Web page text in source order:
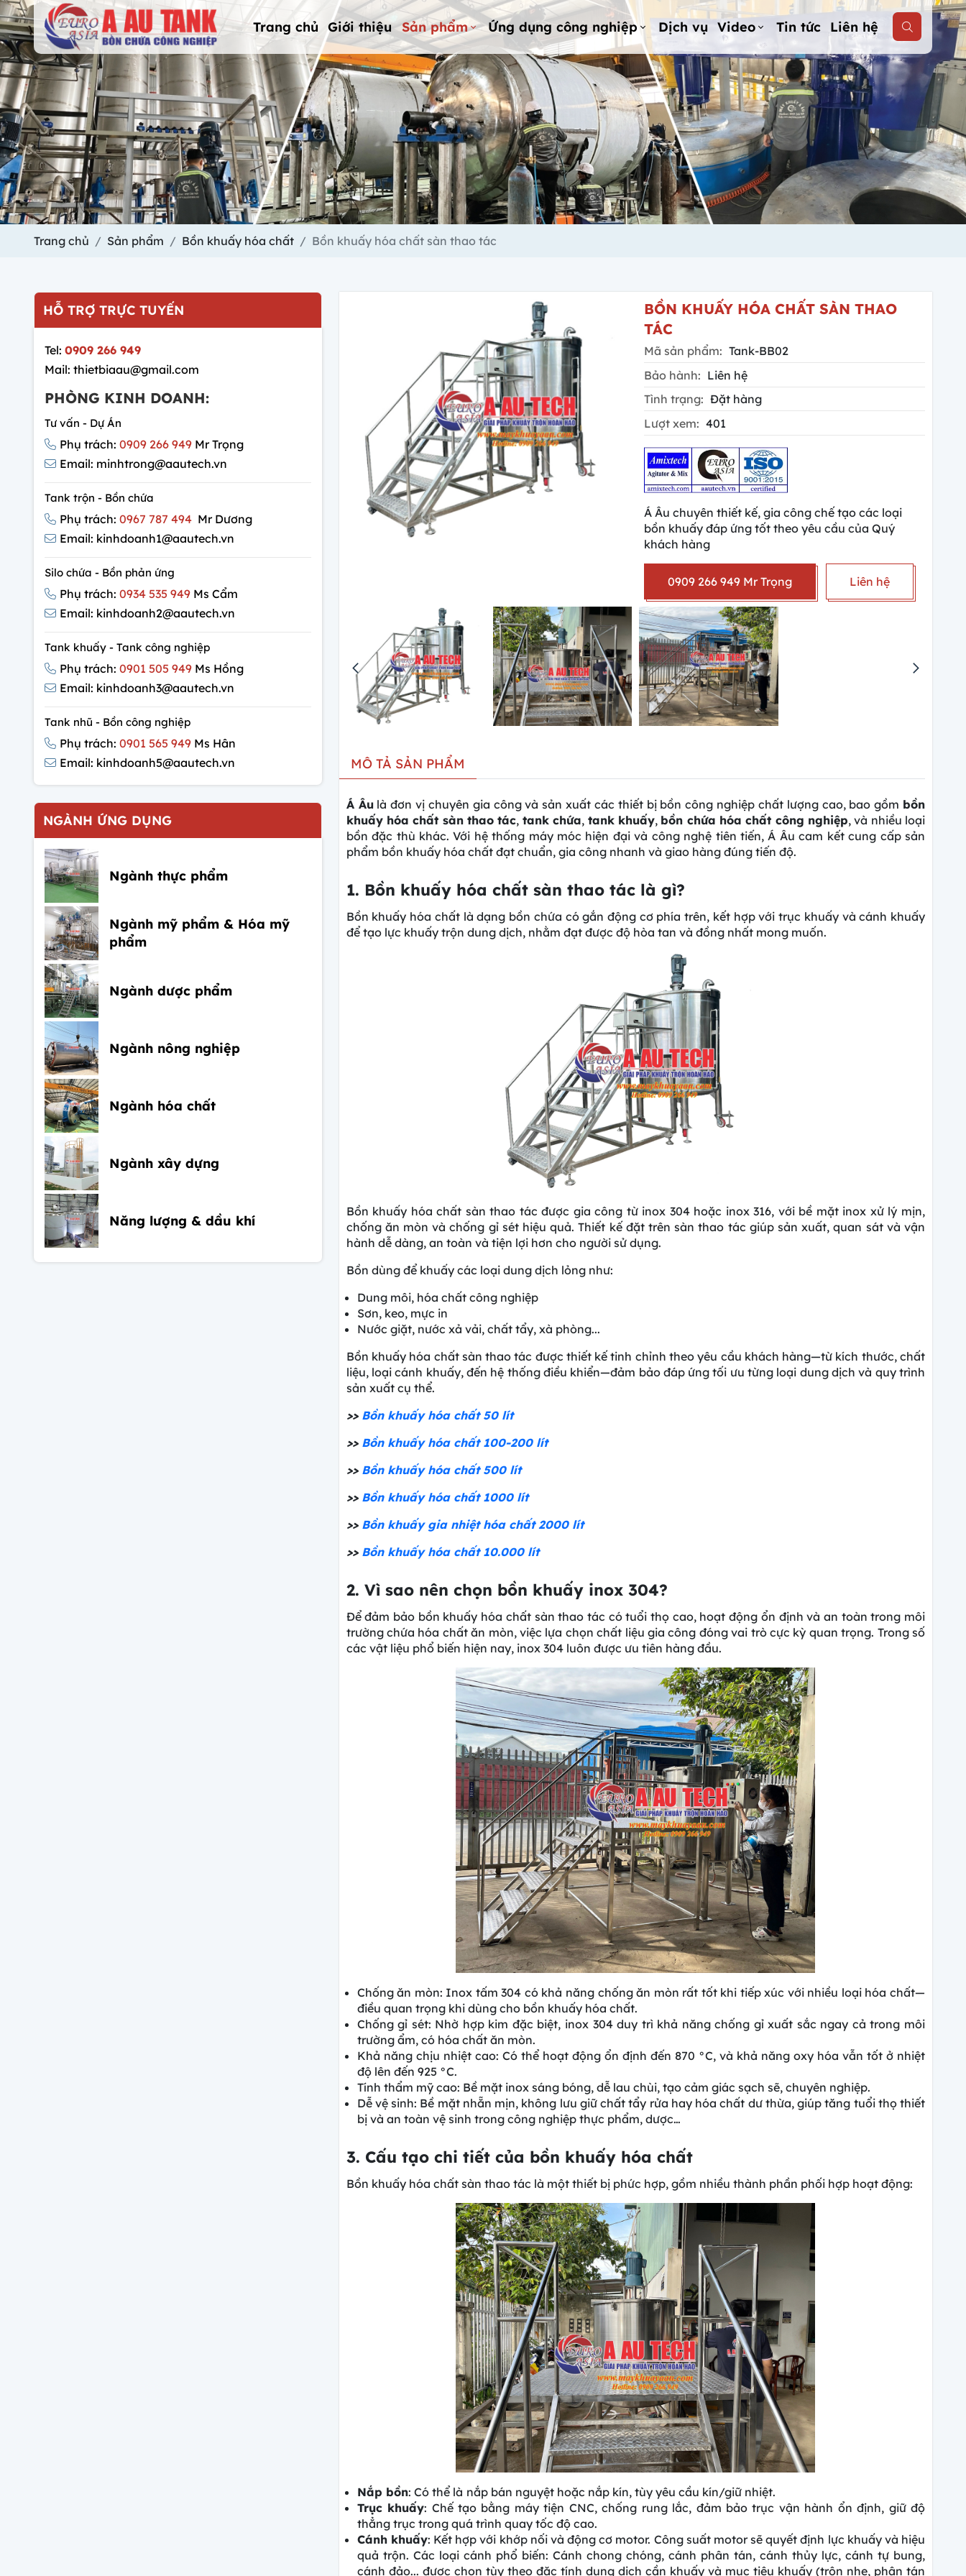
Trang chủ Giới thiệu Sản phẩm Ứng dụng công nghiệp Dịch vụ Video Tin tức Liên hệ
Trang chủ Sản phẩm Bồn khuấy hóa chất Bồn khuấy hóa chất sàn thao tác
BỒN KHUẤY HÓA CHẤT SÀN THAO
TÁC
Mã sản phẩm: Tank-BB02
Bảo hành: Liên hệ
Tình trạng: Đặt hàng
Lượt xem: 401
Á Âu chuyên thiết kế, gia công chế tạo các loại
bồn khuấy đáp ứng tốt theo yêu cầu của Quý
khách hàng
0909 266 949 Mr Trọng Liên hệ
MÔ TẢ SẢN PHẨM
Á Âulà đơn vị chuyên gia công và sản xuất các thiết bị bồn công nghiệp chất lượng cao, bao gồm bồn
khuấy hóa chất sàn thao tác, tank chứa, tank khuấy, bồn chứa hóa chất công nghiệp, và nhiều loại
bồn đặc thù khác. Với hệ thống máy móc hiện đại và công nghệ tiên tiến, Á Âu cam kết cung cấp sản
phẩm bồn khuấy hóa chất đạt chuẩn, gia công nhanh và giao hàng đúng tiến độ.
1. Bồn khuấy hóa chất sàn thao tác là gì?
Bồn khuấy hóa chất là dạng bồn chứa có gắn động cơ phía trên, kết hợp với trục khuấy và cánh khuấy
để tạo lực khuấy trộn dung dịch, nhằm đạt được độ hòa tan và đồng nhất mong muốn.
Bồn khuấy hóa chất sàn thao tác được gia công từ inox 304 hoặc inox 316, với bề mặt inox xử lý mịn,
chống ăn mòn và chống gỉ sét hiệu quả. Thiết kế đặt trên sàn thao tác giúp sản xuất, quan sát và vận
hành dễ dàng, an toàn và tiện lợi hơn cho người sử dụng.
Bồn dùng để khuấy các loại dung dịch lỏng như:
Dung môi, hóa chất công nghiệp
Sơn, keo, mực in
Nước giặt, nước xả vải, chất tẩy, xà phòng...
Bồn khuấy hóa chất sàn thao tác được thiết kế tinh chỉnh theo yêu cầu khách hàng—từ kích thước, chất
liệu, loại cánh khuấy, đến hệ thống điều khiển—đảm bảo đáp ứng tối ưu từng loại dung dịch và quy trình
sản xuất cụ thể.
>> Bồn khuấy hóa chất 50 lít
>> Bồn khuấy hóa chất 100-200 lít
>> Bồn khuấy hóa chất 500 lít
>> Bồn khuấy hóa chất 1000 lít
>> Bồn khuấy gia nhiệt hóa chất 2000 lít
>> Bồn khuấy hóa chất 10.000 lít
2. Vì sao nên chọn bồn khuấy inox 304?
Để đảm bảo bồn khuấy hóa chất sàn thao tác có tuổi thọ cao, hoạt động ổn định và an toàn trong môi
trường chứa hóa chất ăn mòn, việc lựa chọn chất liệu gia công đóng vai trò cực kỳ quan trọng. Trong số
các vật liệu phổ biến hiện nay, inox 304 luôn được ưu tiên hàng đầu.
Chống ăn mòn: Inox tấm 304 có khả năng chống ăn mòn rất tốt khi tiếp xúc với nhiều loại hóa chất—
điều quan trọng khi dùng cho bồn khuấy hóa chất.
Chống gỉ sét: Nhờ hợp kim đặc biệt, inox 304 duy trì khả năng chống gỉ xuất sắc ngay cả trong môi
trường ẩm, có hóa chất ăn mòn.
Khả năng chịu nhiệt cao: Có thể hoạt động ổn định đến 870 °C, và khả năng oxy hóa vẫn tốt ở nhiệt
độ lên đến 925 °C.
Tính thẩm mỹ cao: Bề mặt inox sáng bóng, dễ lau chùi, tạo cảm giác sạch sẽ, chuyên nghiệp.
Dễ vệ sinh: Bề mặt nhẵn mịn, không lưu giữ chất tẩy rửa hay hóa chất dư thừa, giúp tăng tuổi thọ thiết
bị và an toàn vệ sinh trong công nghiệp thực phẩm, dược…
3. Cấu tạo chi tiết của bồn khuấy hóa chất
Bồn khuấy hóa chất sàn thao tác là một thiết bị phức hợp, gồm nhiều thành phần phối hợp hoạt động:
Nắp bồn: Có thể là nắp bán nguyệt hoặc nắp kín, tùy yêu cầu kín/giữ nhiệt.
Trục khuấy: Chế tạo bằng máy tiện CNC, chống rung lắc, đảm bảo trục vận hành ổn định, giữ độ
thẳng trục trong quá trình quay tốc độ cao.
Cánh khuấy: Kết hợp với khớp nối và động cơ motor. Công suất motor sẽ quyết định lực khuấy và hiệu
quả trộn. Các loại cánh phổ biến: Cánh chong chóng, cánh phân tán, cánh thủy lực, cánh tự bung,
cánh đảo... được chọn tùy theo đặc tính dung dịch cần khuấy và mục tiêu khuấy (trộn nhẹ, phân tán
HỖ TRỢ TRỰC TUYẾN
Tel:0909 266 949
Mail: thietbiaau@gmail.com
PHÒNG KINH DOANH:
Tư vấn - Dự Án
Phụ trách:0909 266 949 Mr Trọng
Email: minhtrong@aautech.vn
Tank trộn - Bồn chứa
Phụ trách:0967 787 494 Mr Dương
Email: kinhdoanh1@aautech.vn
Silo chứa - Bồn phản ứng
Phụ trách:0934 535 949 Ms Cẩm
Email: kinhdoanh2@aautech.vn
Tank khuấy - Tank công nghiệp
Phụ trách:0901 505 949 Ms Hồng
Email: kinhdoanh3@aautech.vn
Tank nhũ - Bồn công nghiệp
Phụ trách:0901 565 949 Ms Hân
Email: kinhdoanh5@aautech.vn
NGÀNH ỨNG DỤNG
Ngành thực phẩm
Ngành mỹ phẩm & Hóa mỹ
phẩm
Ngành dược phẩm
Ngành nông nghiệp
Ngành hóa chất
Ngành xây dựng
Năng lượng & dầu khí